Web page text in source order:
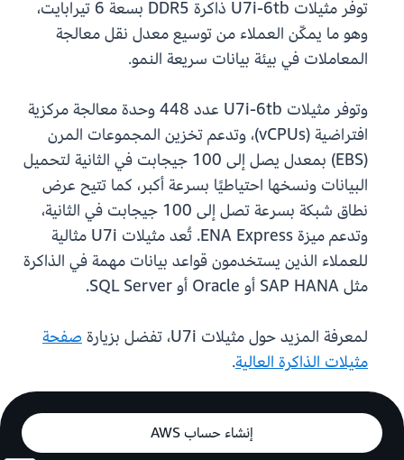
توفر مثيلات U7i-6tb ذاكرة DDR5 بسعة 6 تيرابايت،
وهو ما يمكّن العملاء من توسيع معدل نقل معالجة
المعاملات في بيئة بيانات سريعة النمو.
وتوفر مثيلات U7i-6tb عدد 448 وحدة معالجة مركزية
افتراضية (vCPUs)، وتدعم تخزين المجموعات المرن
(EBS) بمعدل يصل إلى 100 جيجابت في الثانية لتحميل
البيانات ونسخها احتياطيًا بسرعة أكبر، كما تتيح عرض
نطاق شبكة بسرعة تصل إلى 100 جيجابت في الثانية،
وتدعم ميزة ENA Express. تُعد مثيلات U7i مثالية
للعملاء الذين يستخدمون قواعد بيانات مهمة في الذاكرة
مثل SAP HANA أو Oracle أو SQL Server.
لمعرفة المزيد حول مثيلات U7i، تفضل بزيارة
صفحة
مثيلات الذاكرة العالية.
إنشاء حساب AWS